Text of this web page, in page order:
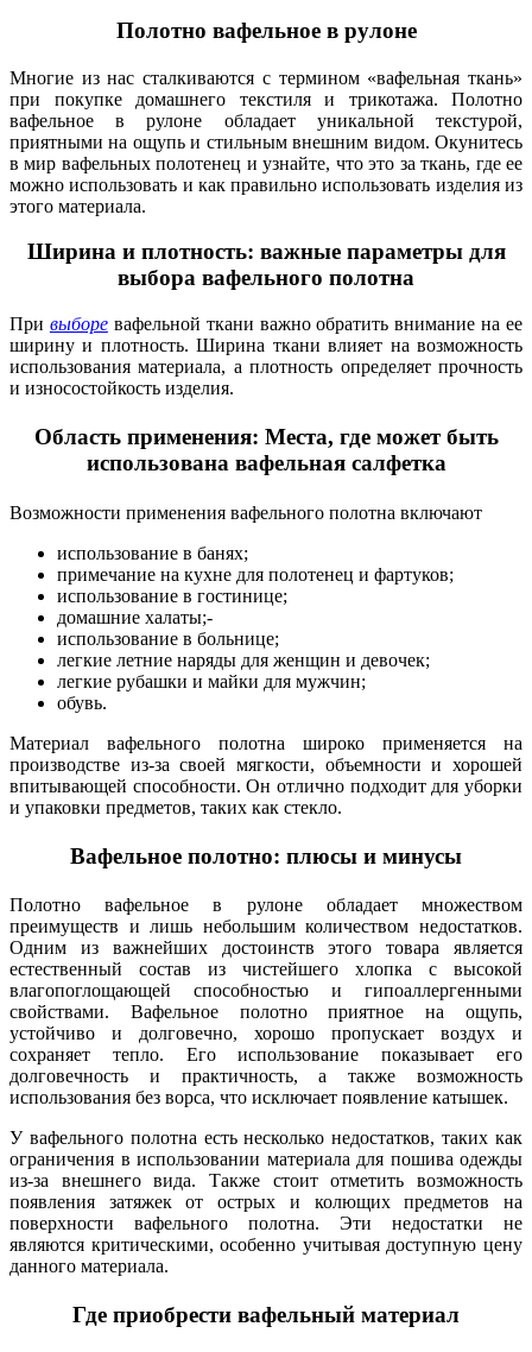
Полотно вафельное в рулоне
Многие из нас сталкиваются с термином «вафельная ткань»
при покупке домашнего текстиля и трикотажа. Полотно
вафельное в рулоне обладает уникальной текстурой,
приятными на ощупь и стильным внешним видом. Окунитесь
в мир вафельных полотенец и узнайте, что это за ткань, где ее
можно использовать и как правильно использовать изделия из
этого материала.
Ширина и плотность: важные параметры для
выбора вафельного полотна
При выборевафельной ткани важно обратить внимание на ее
ширину и плотность. Ширина ткани влияет на возможность
использования материала, а плотность определяет прочность
и износостойкость изделия.
Область применения: Места, где может быть
использована вафельная салфетка
Возможности применения вафельного полотна включают
использование в банях;
примечание на кухне для полотенец и фартуков;
использование в гостинице;
домашние халаты;-
использование в больнице;
легкие летние наряды для женщин и девочек;
легкие рубашки и майки для мужчин;
обувь.
Материал вафельного полотна широко применяется на
производстве из-за своей мягкости, объемности и хорошей
впитывающей способности. Он отлично подходит для уборки
и упаковки предметов, таких как стекло.
Вафельное полотно: плюсы и минусы
Полотно вафельное в рулоне обладает множеством
преимуществ и лишь небольшим количеством недостатков.
Одним из важнейших достоинств этого товара является
естественный состав из чистейшего хлопка с высокой
влагопоглощающей способностью и гипоаллергенными
свойствами. Вафельное полотно приятное на ощупь,
устойчиво и долговечно, хорошо пропускает воздух и
сохраняет тепло. Его использование показывает его
долговечность и практичность, а также возможность
использования без ворса, что исключает появление катышек.
У вафельного полотна есть несколько недостатков, таких как
ограничения в использовании материала для пошива одежды
из-за внешнего вида. Также стоит отметить возможность
появления затяжек от острых и колющих предметов на
поверхности вафельного полотна. Эти недостатки не
являются критическими, особенно учитывая доступную цену
данного материала.
Где приобрести вафельный материал